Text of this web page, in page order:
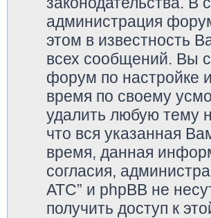
администрация
этом в известность
всех сообщений. Вы
форум по настройке
время по своему
удалить любую тему
что вся указанная
время, данная
согласия,
АТС” и phpBB не
получить доступ к